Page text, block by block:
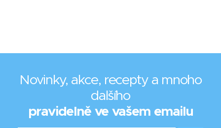
Novinky, akce, recepty a mnoho
dalšího
pravidelně ve vašem emailu